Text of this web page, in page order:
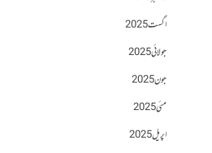
اگست 2025
جولائی 2025
جون 2025
مئی 2025
اپریل 2025